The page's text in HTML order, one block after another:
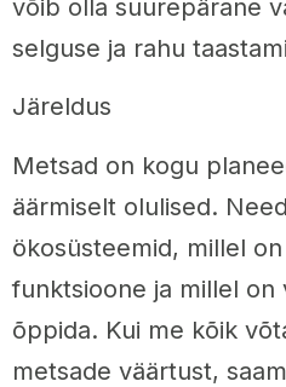
võib olla suurepärane
selguse ja rahu
Järeldus
Metsad on kogu
äärmiselt olulised.
ökosüsteemid, millel
funktsioone ja millel on
õppida. Kui me kõik
metsade väärtust,